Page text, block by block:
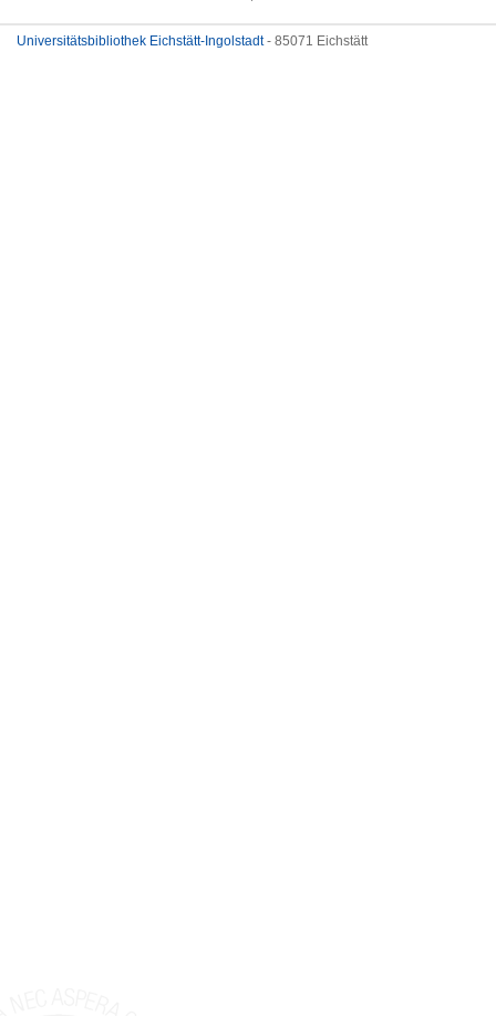
Universitätsbibliothek Eichstätt-Ingolstadt- 85071 Eichstätt